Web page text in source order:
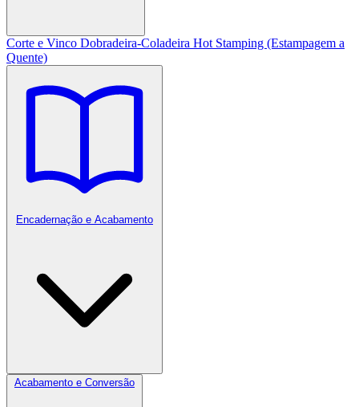
Corte e Vinco Dobradeira-Coladeira Hot Stamping (Estampagem a
Quente)
Encadernação e Acabamento
Acabamento e Conversão